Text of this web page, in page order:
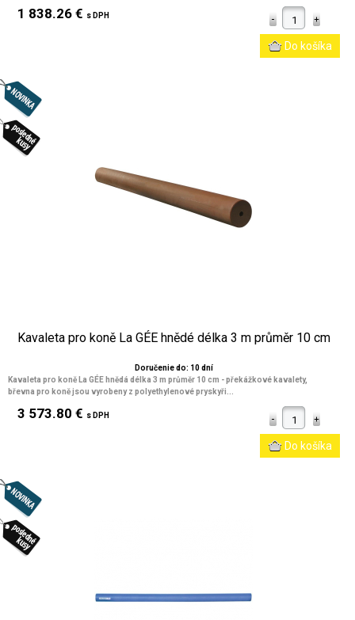
1 838.26 € s DPH
Kavaleta pro koně La GÉE hnědé délka 3 m průměr 10 cm
Doručenie do: 10 dní
Kavaleta pro koně La GÉE hnědá délka 3 m průměr 10 cm - překážkové kavalety,
břevna pro koně jsou vyrobeny z polyethylenové pryskyři...
3 573.80 € s DPH